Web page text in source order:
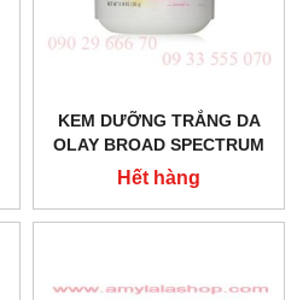
KEM DƯỠNG TRẮNG DA
OLAY BROAD SPECTRUM
SPF15 - 0933555070 -
0902966670
Hết hàng